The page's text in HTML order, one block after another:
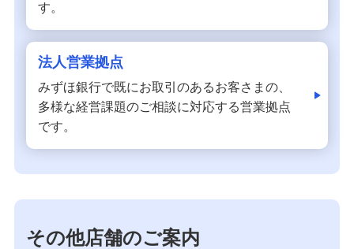
す。
法人営業拠点
みずほ銀行で既にお取引のあるお客さまの、
多様な経営課題のご相談に対応する営業拠点
です。
その他店舗のご案内